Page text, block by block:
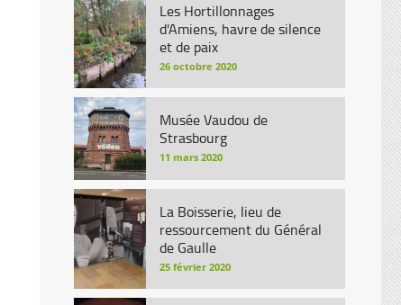
Les Hortillonnages
d'Amiens, havre de silence
et de paix
26 octobre 2020
Musée Vaudou de
Strasbourg
11 mars 2020
La Boisserie, lieu de
ressourcement du Général
de Gaulle
25 février 2020